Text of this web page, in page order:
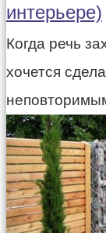
интерьере)
Когда речь
хочется